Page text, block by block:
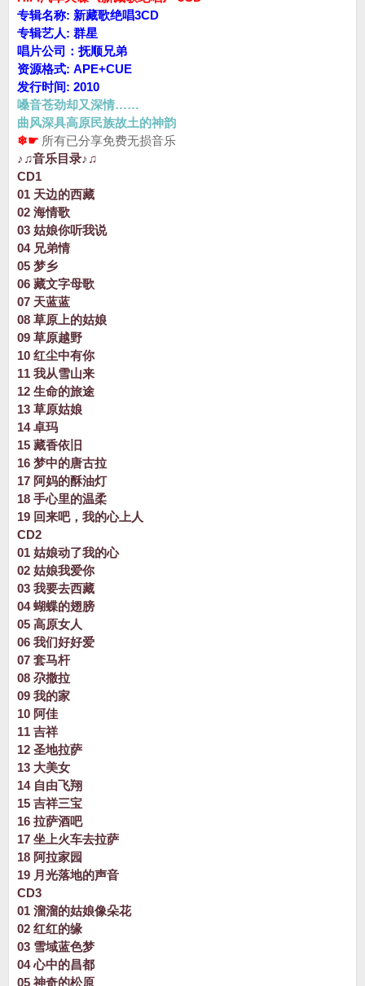
专辑名称: 新藏歌绝唱3CD
专辑艺人: 群星
唱片公司：抚顺兄弟
资源格式: APE+CUE
发行时间: 2010
嗓音苍劲却又深情……
曲风深具高原民族故土的神韵
❄☛ 所有已分享免费无损音乐
♪♫音乐目录♪♫
CD1
01 天边的西藏
02 海情歌
03 姑娘你听我说
04 兄弟情
05 梦乡
06 藏文字母歌
07 天蓝蓝
08 草原上的姑娘
09 草原越野
10 红尘中有你
11 我从雪山来
12 生命的旅途
13 草原姑娘
14 卓玛
15 藏香依旧
16 梦中的唐古拉
17 阿妈的酥油灯
18 手心里的温柔
19 回来吧，我的心上人
CD2
01 姑娘动了我的心
02 姑娘我爱你
03 我要去西藏
04 蝴蝶的翅膀
05 高原女人
06 我们好好爱
07 套马杆
08 尕撒拉
09 我的家
10 阿佳
11 吉祥
12 圣地拉萨
13 大美女
14 自由飞翔
15 吉祥三宝
16 拉萨酒吧
17 坐上火车去拉萨
18 阿拉家园
19 月光落地的声音
CD3
01 溜溜的姑娘像朵花
02 红红的缘
03 雪域蓝色梦
04 心中的昌都
05 神奇的松原